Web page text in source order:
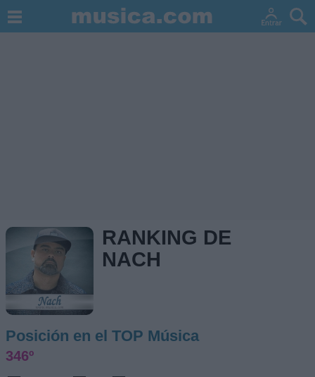
RANKING DE
NACH
Posición en el TOP Música
346º